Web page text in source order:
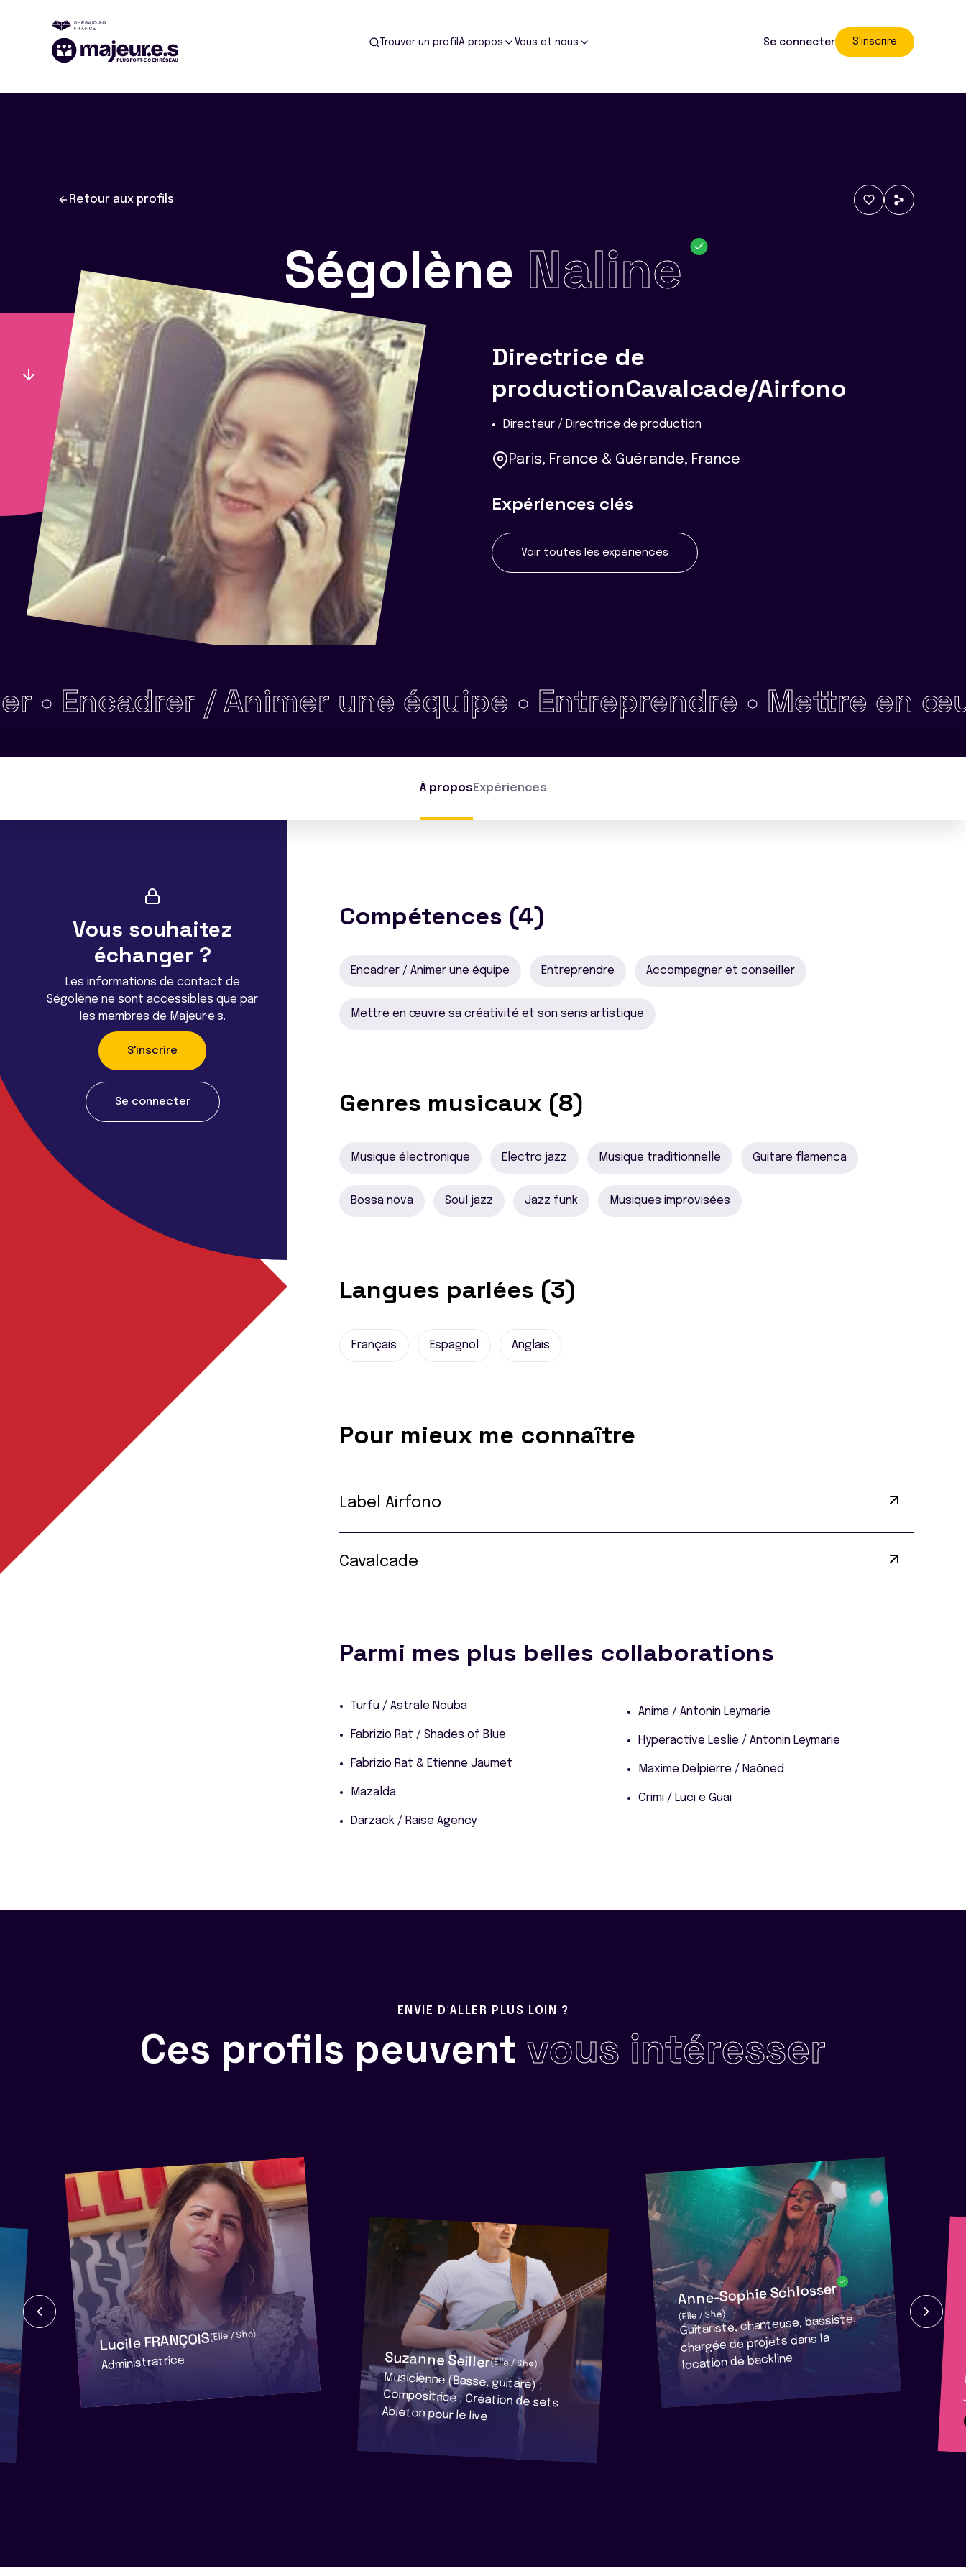
Trouver un profil A propos Vous et nous Se connecter S'inscrire
Retour aux profils
Ségolène Naline
Directrice de
productionCavalcade/Airfono
Directeur / Directrice de production
Paris, France & Guérande, France
Expériences clés
Voir toutes les expériences
/ Animer une équipe •Entreprendre •Mettre en œuvre
À propos Expériences
Vous souhaitez
échanger ?
Les informations de contact de
Ségolène ne sont accessibles que par
les membres de Majeur·e·s.
S'inscrire
Se connecter
Compétences (4)
Encadrer / Animer une équipe Entreprendre Accompagner et conseiller
Mettre en œuvre sa créativité et son sens artistique
Genres musicaux (8)
Musique électronique Electro jazz Musique traditionnelle Guitare flamenca
Bossa nova Soul jazz Jazz funk Musiques improvisées
Langues parlées (3)
Français Espagnol Anglais
Pour mieux me connaître
Label Airfono
Cavalcade
Parmi mes plus belles collaborations
Turfu / Astrale Nouba
Fabrizio Rat / Shades of Blue
Fabrizio Rat & Etienne Jaumet
Mazalda
Darzack / Raise Agency
Anima / Antonin Leymarie
Hyperactive Leslie / Antonin Leymarie
Maxime Delpierre / Naõned
Crimi / Luci e Guai
ENVIE D'ALLER PLUS LOIN ?
Ces profils peuvent vous intéresser
Lucile FRANÇOIS(Elle / She)
Administratrice Suzanne Seiller(Elle / She)
Musicienne (Basse, guitare) ;
Compositrice ; Création de sets
Ableton pour le live
Anne-Sophie Schlosser
(Elle / She)
Guitariste, chanteuse, bassiste,
chargée de projets dans la
location de backline